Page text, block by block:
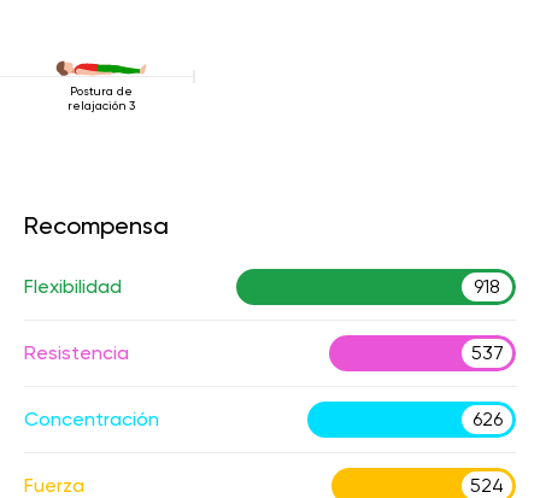
Postura de
relajación 3
Recompensa
Flexibilidad 918
Resistencia 537
Concentración 626
Fuerza 524